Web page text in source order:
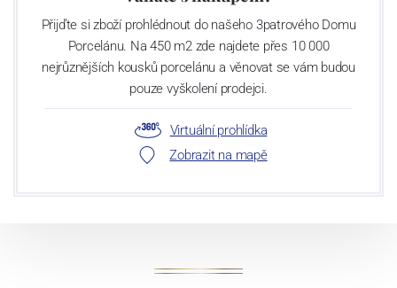
Přijďte si zboží prohlédnout do našeho 3patrového Domu
Porcelánu. Na 450 m2 zde najdete přes 10 000
nejrůznějších kousků porcelánu a věnovat se vám budou
pouze vyškolení prodejci.
Virtuální prohlídka
Zobrazit na mapě